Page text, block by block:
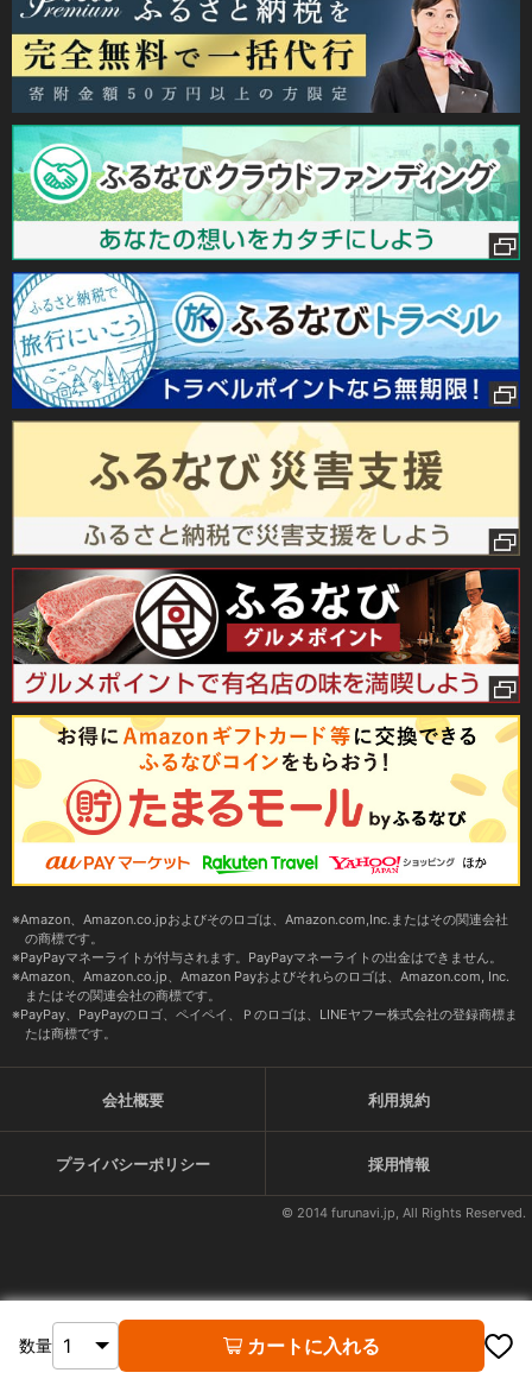
数量 カートに入れる
Amazon、Amazon.co.jpおよびそのロゴは、Amazon.com,Inc.またはその関連会社
の商標です。
PayPayマネーライトが付与されます。PayPayマネーライトの出金はできません。
Amazon、Amazon.co.jp、Amazon Payおよびそれらのロゴは、Amazon.com, Inc.
またはその関連会社の商標です。
PayPay、PayPayのロゴ、ペイペイ、Ｐのロゴは、LINEヤフー株式会社の登録商標ま
たは商標です。
会社概要 利用規約
プライバシーポリシー 採用情報
© 2014 furunavi.jp, All Rights Reserved.